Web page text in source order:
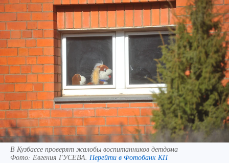
В Кузбассе проверят жалобы воспитанников детдома
Фото: Евгения ГУСЕВА. Перейти в Фотобанк КП